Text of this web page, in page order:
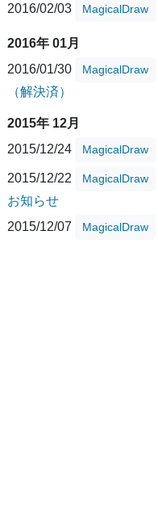
2016/02/03 MagicalDraw
2016年 01月
2016/01/30
MagicalDraw
（解決済）
2015年 12月
2015/12/24
MagicalDraw
2015/12/22 MagicalDraw
お知らせ
2015/12/07
MagicalDraw